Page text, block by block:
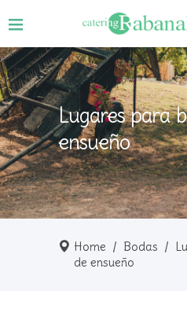
Lugares para
ensueño
Home / Bodas /
de ensueño